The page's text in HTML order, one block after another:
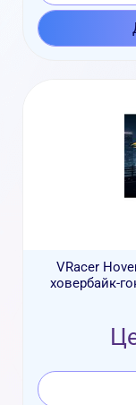
VRacer
ховербайк-